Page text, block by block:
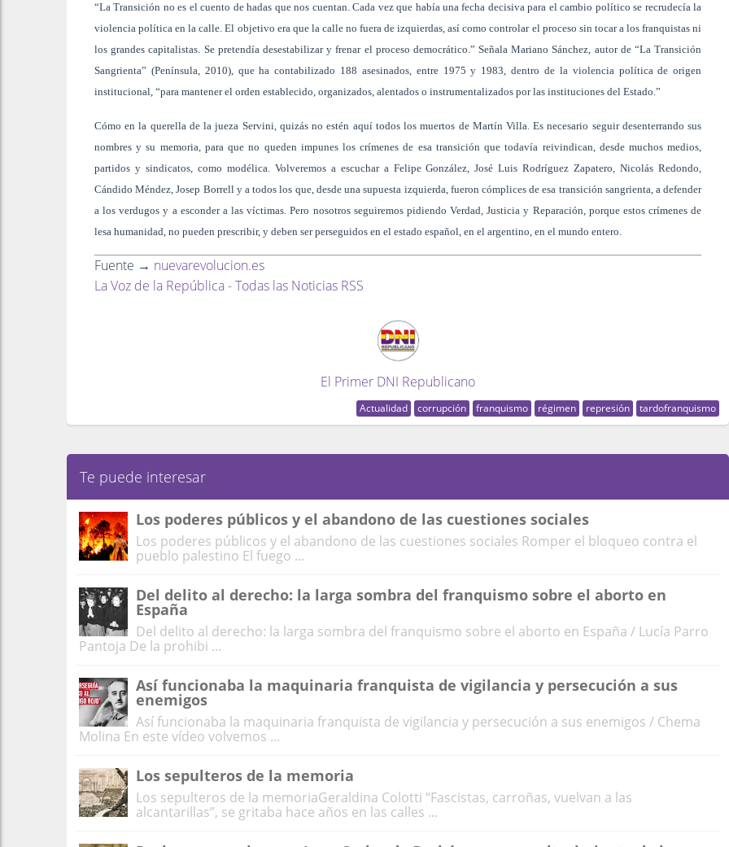
“La Transición no es el cuento de hadas que nos cuentan. Cada vez que había una fecha decisiva para el cambio político se recrudecía la
violencia política en la calle. El objetivo era que la calle no fuera de izquierdas, así como controlar el proceso sin tocar a los franquistas ni
los grandes capitalistas. Se pretendía desestabilizar y frenar el proceso democrático.” Señala Mariano Sánchez, autor de “La Transición
Sangrienta” (Península, 2010), que ha contabilizado 188 asesinados, entre 1975 y 1983, dentro de la violencia política de origen
institucional, “para mantener el orden establecido, organizados, alentados o instrumentalizados por las instituciones del Estado.”
Cómo en la querella de la jueza Servini, quizás no estén aquí todos los muertos de Martín Villa. Es necesario seguir desenterrando sus
nombres y su memoria, para que no queden impunes los crímenes de esa transición que todavía reivindican, desde muchos medios,
partidos y sindicatos, como modélica. Volveremos a escuchar a Felipe González, José Luis Rodríguez Zapatero, Nicolás Redondo,
Cándido Méndez, Josep Borrell y a todos los que, desde una supuesta izquierda, fueron cómplices de esa transición sangrienta, a defender
a los verdugos y a esconder a las víctimas. Pero nosotros seguiremos pidiendo Verdad, Justicia y Reparación, porque estos crímenes de
lesa humanidad, no pueden prescribir, y deben ser perseguidos en el estado español, en el argentino, en el mundo entero.
Fuente → nuevarevolucion.es
La Voz de la República - Todas las Noticias RSS
El Primer DNI Republicano
Actualidad corrupción franquismo régimen represión tardofranquismo
Te puede interesar
Los poderes públicos y el abandono de las cuestiones sociales
Los poderes públicos y el abandono de las cuestiones sociales Romper el bloqueo contra el
pueblo palestino El fuego ...
Del delito al derecho: la larga sombra del franquismo sobre el aborto en
España
Del delito al derecho: la larga sombra del franquismo sobre el aborto en España / Lucía Parro
Pantoja De la prohibi ...
Así funcionaba la maquinaria franquista de vigilancia y persecución a sus
enemigos
Así funcionaba la maquinaria franquista de vigilancia y persecución a sus enemigos / Chema
Molina En este vídeo volvemos ...
Los sepulteros de la memoria
Los sepulteros de la memoriaGeraldina Colotti “Fascistas, carroñas, vuelvan a las
alcantarillas”, se gritaba hace años en las calles ...